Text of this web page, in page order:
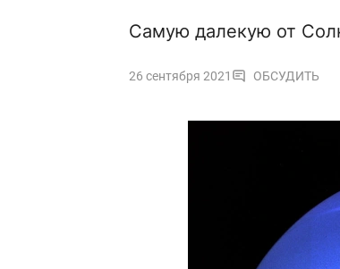
Самую далекую от
26 сентября 2021 ОБСУДИТЬ